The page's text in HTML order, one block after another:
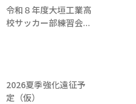
令和８年度大垣工業高
校サッカー部練習会...
2026夏季強化遠征予
定（仮）